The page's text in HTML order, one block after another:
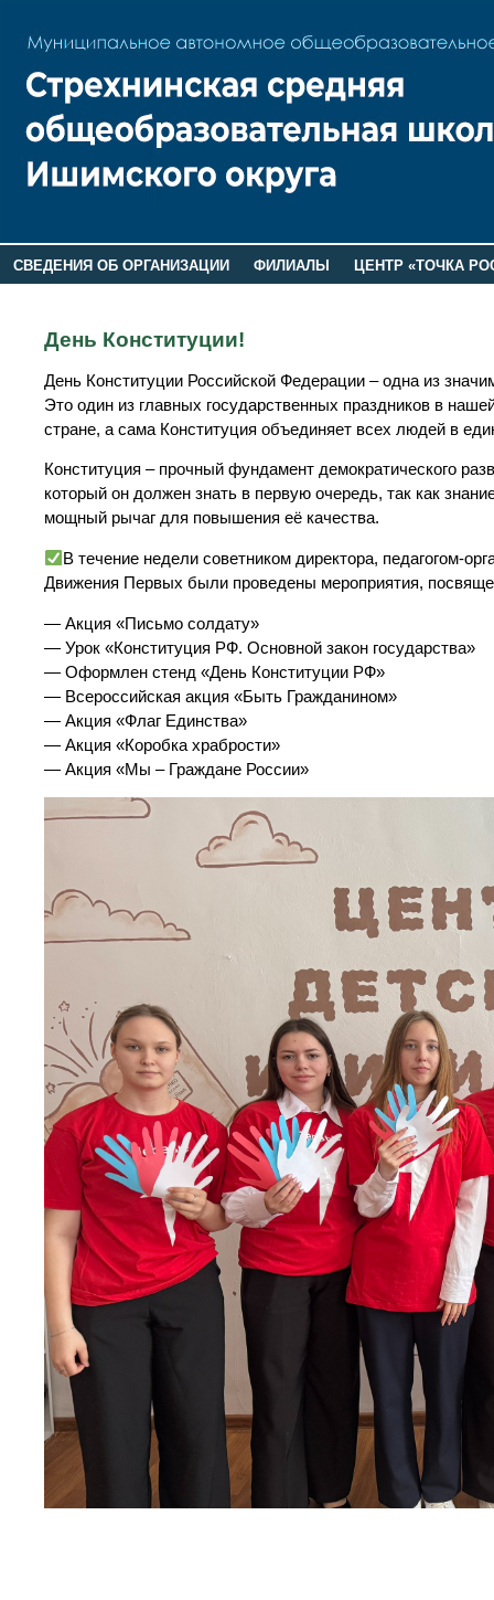
СВЕДЕНИЯ ОБ ОРГАНИЗАЦИИ ФИЛИАЛЫ
ЦЕНТР «ТОЧКА
День Конституции!
День Конституции Российской Федерации – одна из
Это один из главных государственных праздников в
стране, а сама Конституция объединяет всех людей в
Конституция – прочный фундамент демократического
который он должен знать в первую очередь, так как
мощный рычаг для повышения её качества.
В течение недели советником директора, педагогом-
Движения Первых были проведены мероприятия,
— Акция «Письмо солдату»
— Урок «Конституция РФ. Основной закон государства»
— Оформлен стенд «День Конституции РФ»
— Всероссийская акция «Быть Гражданином»
— Акция «Флаг Единства»
— Акция «Коробка храбрости»
— Акция «Мы – Граждане России»